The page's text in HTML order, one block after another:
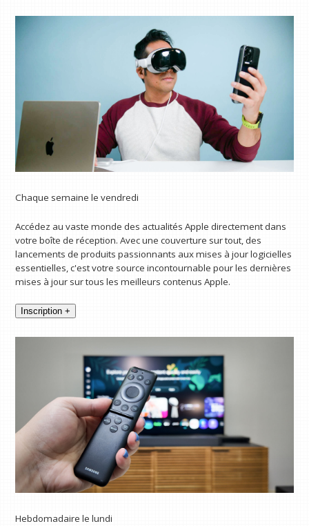
Chaque semaine le vendredi
Accédez au vaste monde des actualités Apple directement dans
votre boîte de réception. Avec une couverture sur tout, des
lancements de produits passionnants aux mises à jour logicielles
essentielles, c'est votre source incontournable pour les dernières
mises à jour sur tous les meilleurs contenus Apple.
Inscription +
Hebdomadaire le lundi